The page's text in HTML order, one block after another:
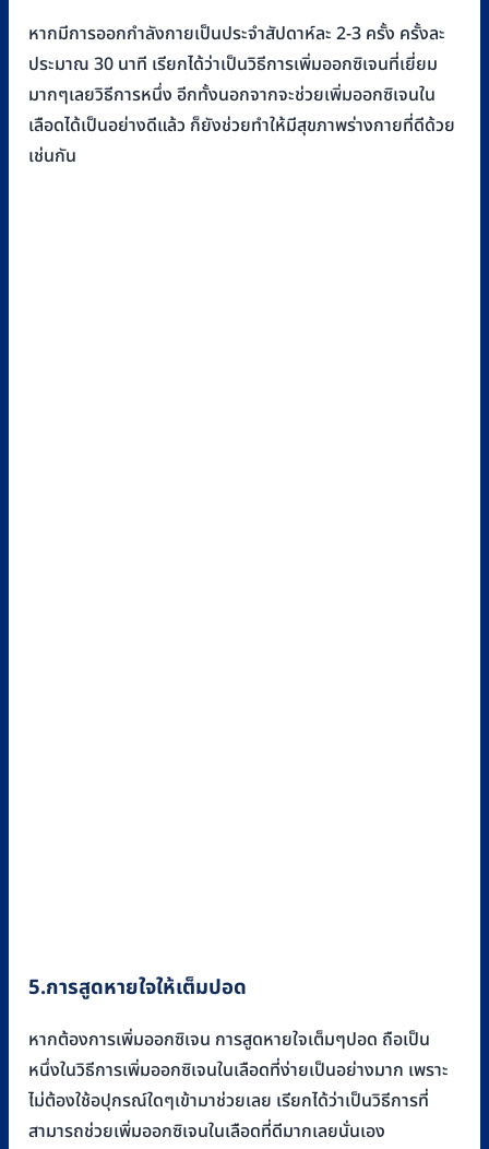
หากมีการออกกำลังกายเป็นประจำสัปดาห์ละ 2-3 ครั้ง ครั้งละ
ประมาณ 30 นาที เรียกได้ว่าเป็นวิธีการเพิ่มออกซิเจนที่เยี่ยม
มากๆเลยวิธีการหนึ่ง อีกทั้งนอกจากจะช่วยเพิ่มออกซิเจนใน
เลือดได้เป็นอย่างดีแล้ว ก็ยังช่วยทำให้มีสุขภาพร่างกายที่ดีด้วย
เช่นกัน
5.การสูดหายใจให้เต็มปอด
หากต้องการเพิ่มออกซิเจน การสูดหายใจเต็มๆปอด ถือเป็น
หนึ่งในวิธีการเพิ่มออกซิเจนในเลือดที่ง่ายเป็นอย่างมาก เพราะ
ไม่ต้องใช้อปุกรณ์ใดๆเข้ามาช่วยเลย เรียกได้ว่าเป็นวิธีการที่
สามารถช่วยเพิ่มออกซิเจนในเลือดที่ดีมากเลยนั่นเอง